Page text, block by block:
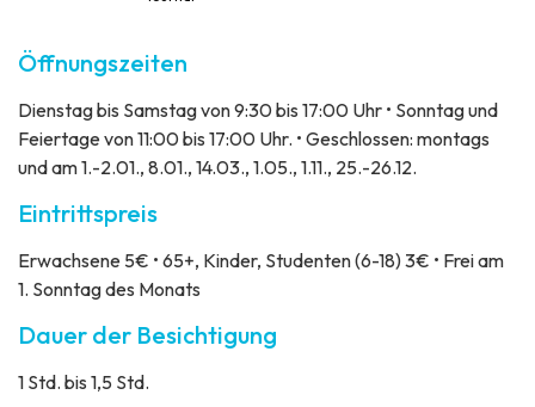
Öffnungszeiten
Dienstag bis Samstag von 9:30 bis 17:00 Uhr • Sonntag und
Feiertage von 11:00 bis 17:00 Uhr. • Geschlossen: montags
und am 1.-2.01., 8.01., 14.03., 1.05., 1.11., 25.-26.12.
Eintrittspreis
Erwachsene 5€ • 65+, Kinder, Studenten (6-18) 3€ • Frei am
1. Sonntag des Monats
Dauer der Besichtigung
1 Std. bis 1,5 Std.